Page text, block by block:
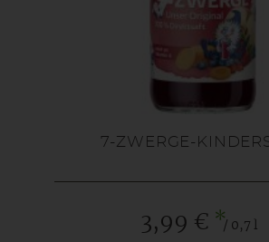
7-ZWERGE-
3,99 € */ 0,7 l